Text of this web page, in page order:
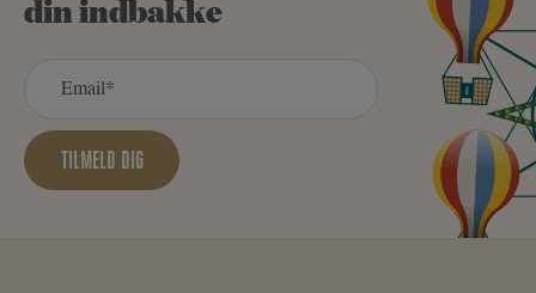
din indbakke
TILMELD DIG